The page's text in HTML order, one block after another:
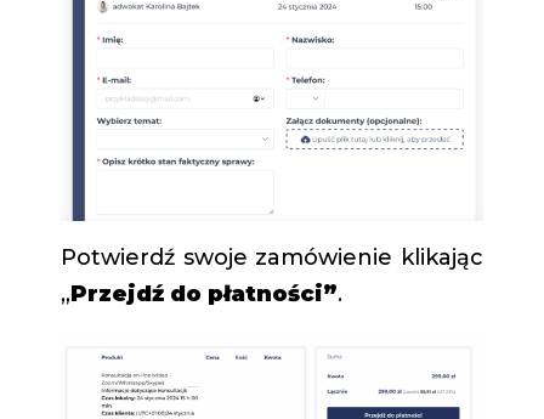
Potwierdź swoje zamówienie klikając
„Przejdź do płatności”.